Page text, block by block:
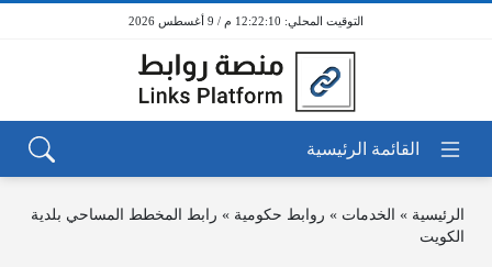
12:22:10 م / 9 أغسطس 2026
الرئيسية » الخدمات » روابط حكومية » رابط المخطط المساحي بلدية
الكويت